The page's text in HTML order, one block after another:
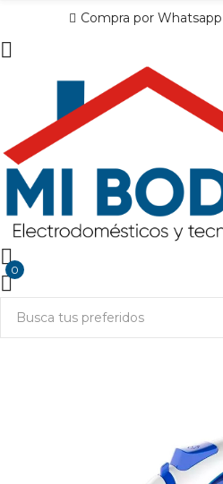
Compra por
0